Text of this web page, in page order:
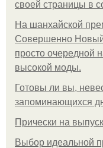
своей страницы в
На шанхайской
Совершенно
просто очередной
высокой моды.
Готовы ли вы,
запоминающихся
Прически на
Выбор идеальной